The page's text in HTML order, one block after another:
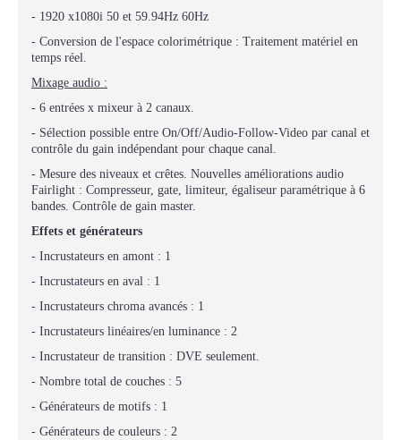
- 1920 x1080i 50 et 59.94Hz 60Hz
- Conversion de l'espace colorimétrique : Traitement matériel en
temps réel.
Mixage audio :
- 6 entrées x mixeur à 2 canaux.
- Sélection possible entre On/Off/Audio-Follow-Video par canal et
contrôle du gain indépendant pour chaque canal.
- Mesure des niveaux et crêtes. Nouvelles améliorations audio
Fairlight : Compresseur, gate, limiteur, égaliseur paramétrique à 6
bandes. Contrôle de gain master.
Effets et générateurs
- Incrustateurs en amont : 1
- Incrustateurs en aval : 1
- Incrustateurs chroma avancés : 1
- Incrustateurs linéaires/en luminance : 2
- Incrustateur de transition : DVE seulement.
- Nombre total de couches : 5
- Générateurs de motifs : 1
- Générateurs de couleurs : 2